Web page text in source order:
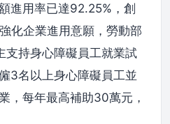
進用率已達92.25%，創
化企業進用意願，勞動部
支持身心障礙員工就業試
3名以上身心障礙員工並
，每年最高補助30萬元，